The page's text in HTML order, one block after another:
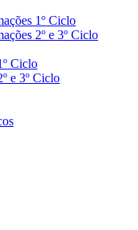
1º Ciclo
2º e 3º Ciclo
Ciclo
e 3º Ciclo